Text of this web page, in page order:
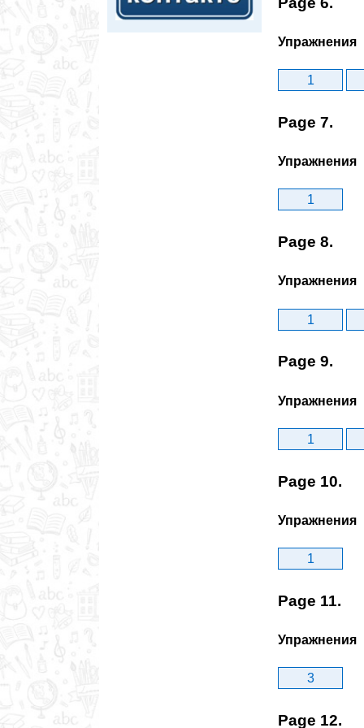
Упражнения
1
Page 7.
Упражнения
1
Page 8.
Упражнения
1
Page 9.
Упражнения
1
Page 10.
Упражнения
1
Page 11.
Упражнения
3
Page 12.